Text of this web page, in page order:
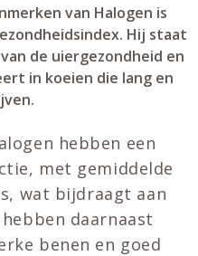
van Halogen is
Hij staat
de uiergezondheid en
in koeien die lang en
hebben een
met gemiddelde
wat bijdraagt aan
daarnaast
benen en goed